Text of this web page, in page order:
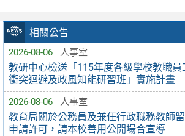
相關公告
2026-08-06 人事室
教研中心檢送「115年度各級學校教職
衝突迴避及政風知能研習班」實施計畫
2026-08-06 人事室
教育局關於公務員及兼任行政職務教師
申請許可，請本校善用公開場合宣導